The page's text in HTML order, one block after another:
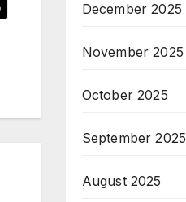
December 2025
November 2025
October 2025
September 2025
August 2025